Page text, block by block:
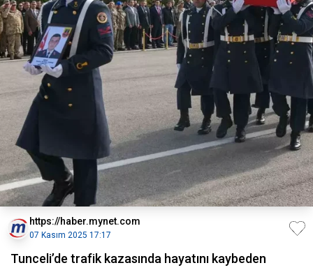
https://haber.mynet.com
07 Kasım 2025 17:17
Tunceli’de trafik kazasında hayatını kaybeden